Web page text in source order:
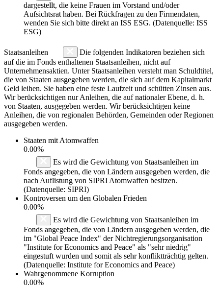
dargestellt, die keine Frauen im Vorstand und/oder
Aufsichtsrat haben. Bei Rückfragen zu den Firmendaten,
wenden Sie sich bitte direkt an ISS ESG. (Datenquelle: ISS
ESG)
Staatsanleihen
Die folgenden Indikatoren beziehen sich
auf die im Fonds enthaltenen Staatsanleihen, nicht auf
Unternehmensaktien. Unter Staatsanleihen versteht man Schuldtitel,
die von Staaten ausgegeben werden, die sich auf dem Kapitalmarkt
Geld leihen. Sie haben eine feste Laufzeit und schütten Zinsen aus.
Wir berücksichtigen nur Anleihen, die auf nationaler Ebene, d. h.
von Staaten, ausgegeben werden. Wir berücksichtigen keine
Anleihen, die von regionalen Behörden, Gemeinden oder Regionen
ausgegeben werden.
Staaten mit Atomwaffen
0.00%
Es wird die Gewichtung von Staatsanleihen im
Fonds angegeben, die von Ländern ausgegeben werden, die
nach Auflistung von SIPRI Atomwaffen besitzen.
(Datenquelle: SIPRI)
Kontroversen um den Globalen Frieden
0.00%
Es wird die Gewichtung von Staatsanleihen im
Fonds angegeben, die von Ländern ausgegeben werden, die
im "Global Peace Index" der Nichtregierungsorganisation
"Institute for Economics and Peace" als "sehr niedrig"
eingestuft wurden und somit als sehr konfliktträchtig gelten.
(Datenquelle: Institute for Economics and Peace)
Wahrgenommene Korruption
0.00%